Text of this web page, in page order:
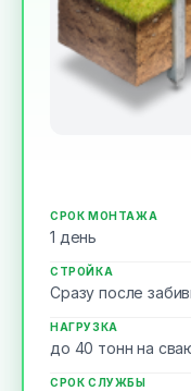
СРОК МОНТАЖА
1 день
СТРОЙКА
Сразу после
НАГРУЗКА
до 40 тонн на
СРОК СЛУЖБЫ